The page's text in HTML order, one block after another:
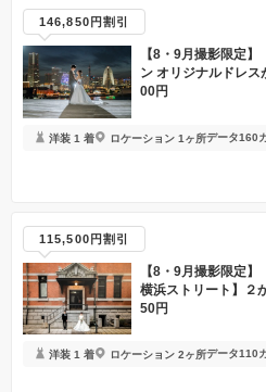
146,850円割引
【8・9月撮影限定
ン オリジナルドレ
00円
洋装 1 着 ロケーション 1ヶ所データ160
115,500円割引
【8・9月撮影限定
横浜ストリート】２
50円
洋装 1 着 ロケーション 2ヶ所データ110